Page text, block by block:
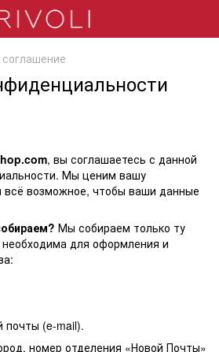
, вы соглашаетесь с данной
Мы ценим вашу
всё возможное, чтобы ваши данные
Мы собираем только ту
для оформления и
почты (e-mail).
номер отделения «Новой Почты»